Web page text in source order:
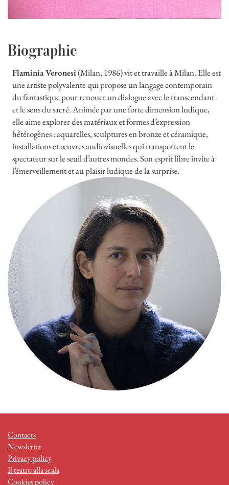
Biographie
Flaminia Veronesi(Milan, 1986) vit et travaille à Milan. Elle est
une artiste polyvalente qui propose un langage contemporain
du fantastique pour renouer un dialogue avec le transcendant
et le sens du sacré. Animée par une forte dimension ludique,
elle aime explorer des matériaux et formes d’expression
hétérogènes : aquarelles, sculptures en bronze et céramique,
installations et œuvres audiovisuelles qui transportent le
spectateur sur le seuil d’autres mondes. Son esprit libre invite à
l’émerveillement et au plaisir ludique de la surprise.
Contacts
Newsletter
Privacy policy
Il teatro alla scala
Cookies policy